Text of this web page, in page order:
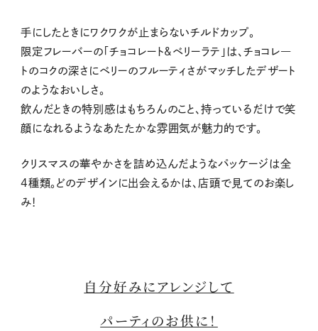
手にしたときにワクワクが止まらないチルドカップ。
限定フレーバーの「チョコレート&ベリーラテ」は、チョコレ―
トのコクの深さにベリーのフルーティさがマッチしたデザート
のようなおいしさ。
飲んだときの特別感はもちろんのこと、持っているだけで笑
顔になれるようなあたたかな雰囲気が魅力的です。
クリスマスの華やかさを詰め込んだようなパッケージは全
4種類。どのデザインに出会えるかは、店頭で見てのお楽し
み！
自分好みにアレンジして
パーティのお供に！